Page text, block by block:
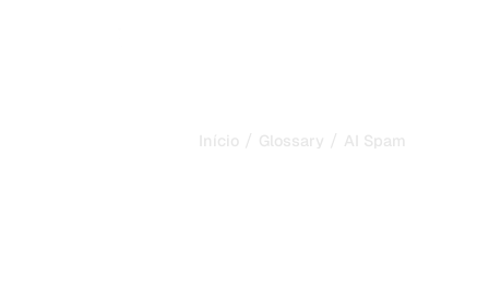
Início / Glossary / AI Spam